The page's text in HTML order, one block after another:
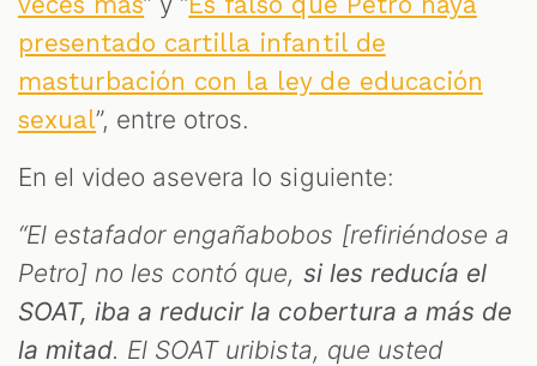
presentado cartilla infantil de
masturbación con la ley de educación
sexual”, entre otros.
En el video asevera lo siguiente:
“El estafador engañabobos [refiriéndose a
Petro] no les contó que, si les reducía el
SOAT, iba a reducir la cobertura a más de
la mitad. El SOAT uribista, que usted